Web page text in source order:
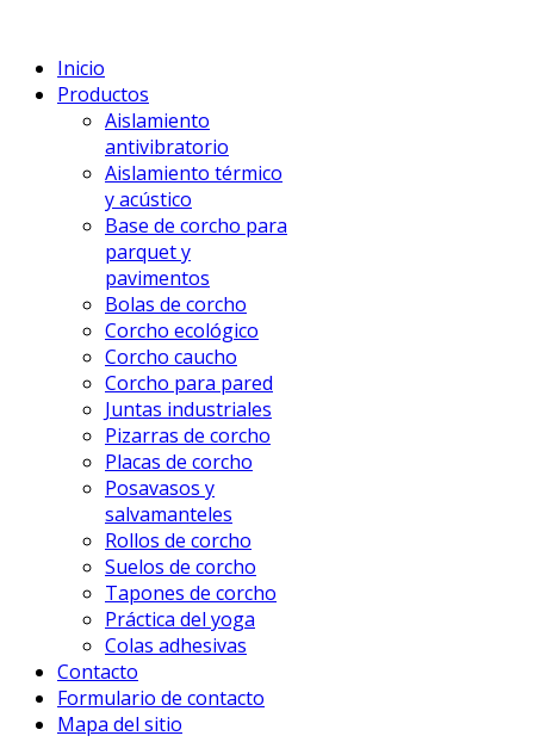
Inicio
Productos
Aislamiento
antivibratorio
Aislamiento térmico
y acústico
Base de corcho para
parquet y
pavimentos
Bolas de corcho
Corcho ecológico
Corcho caucho
Corcho para pared
Juntas industriales
Pizarras de corcho
Placas de corcho
Posavasos y
salvamanteles
Rollos de corcho
Suelos de corcho
Tapones de corcho
Práctica del yoga
Colas adhesivas
Contacto
Formulario de contacto
Mapa del sitio